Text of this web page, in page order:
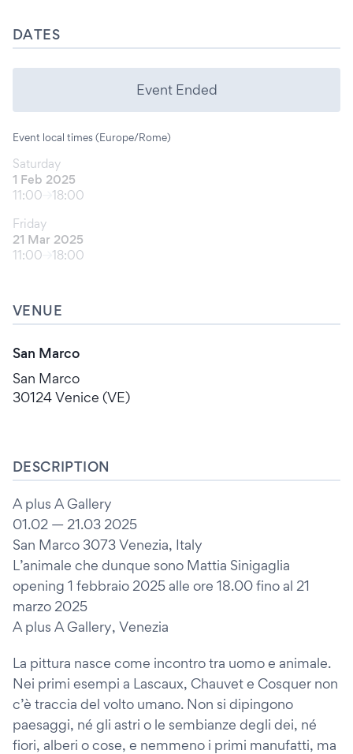
DATES
Event Ended
Event local times (Europe/Rome)
Saturday
1 Feb 2025
11:00
18:00
Friday
21 Mar 2025
11:00
18:00
VENUE
San Marco
San Marco
30124 Venice (VE)
DESCRIPTION
A plus A Gallery
01.02 — 21.03 2025
San Marco 3073 Venezia, Italy
L’animale che dunque sono Mattia Sinigaglia
opening 1 febbraio 2025 alle ore 18.00 fino al 21
marzo 2025
A plus A Gallery, Venezia
La pittura nasce come incontro tra uomo e animale.
Nei primi esempi a Lascaux, Chauvet e Cosquer non
c’è traccia del volto umano. Non si dipingono
paesaggi, né gli astri o le sembianze degli dei, né
fiori, alberi o cose, e nemmeno i primi manufatti, ma